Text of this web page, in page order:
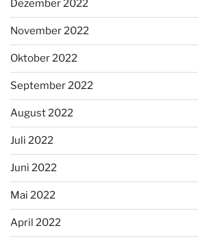
Dezember 2022
November 2022
Oktober 2022
September 2022
August 2022
Juli 2022
Juni 2022
Mai 2022
April 2022